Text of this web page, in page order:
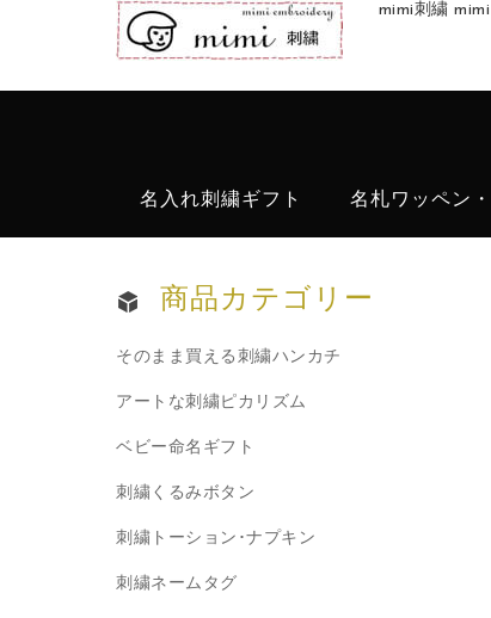
mimi刺繍
名入れ刺繍ギフト 名札ワッペン
商品カテゴリー
そのまま買える刺繍ハンカチ
アートな刺繍ピカリズム
ベビー命名ギフト
刺繍くるみボタン
刺繍トーション･ナプキン
刺繍ネームタグ